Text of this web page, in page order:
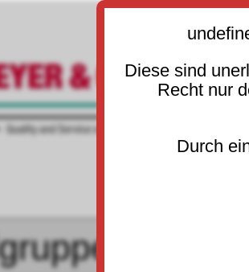
Diese sind
Recht nur
Durch